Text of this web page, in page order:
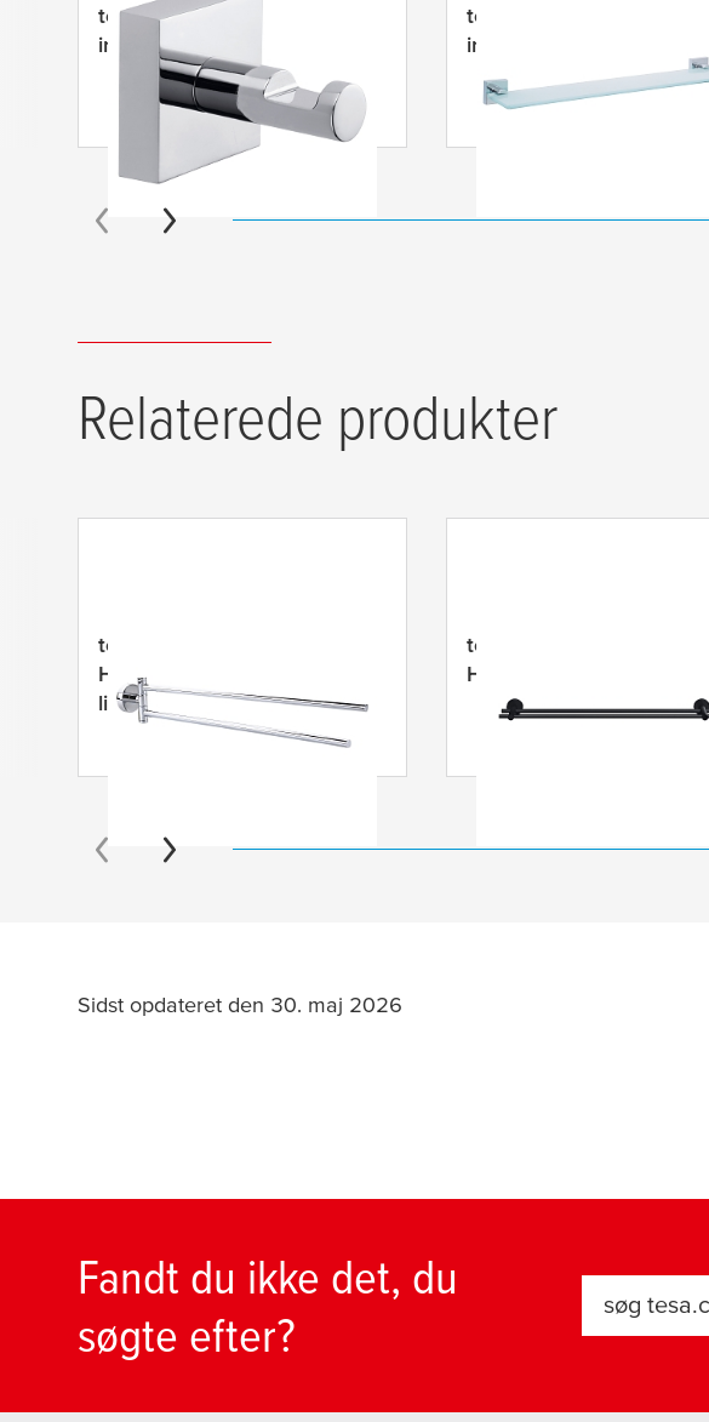
tesa
® Ekkro håndklædekrog
inklusive lim
tesa
inklusive lim
Relaterede produkter
tesa
Håndklædeholder inklusive
lim
tesa
Håndklædestang
Sidst opdateret den 30. maj 2026
Fandt du ikke det, du
søgte efter?
søg tesa.com